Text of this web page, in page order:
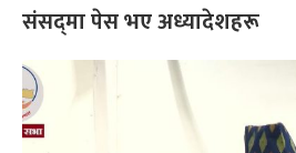
संसद्‌मा पेस भए अध्यादेशहरू